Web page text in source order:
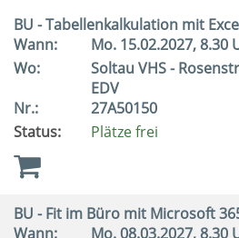
BU - Tabellenkalkulation mit
Wann:
Mo. 15.02.2027, 8.30
Wo:
Soltau VHS -
EDV
Nr.:
27A50150
Status:
Plätze frei
BU - Fit im Büro mit Microsoft
Wann:
Mo.08.03.2027, 8.30